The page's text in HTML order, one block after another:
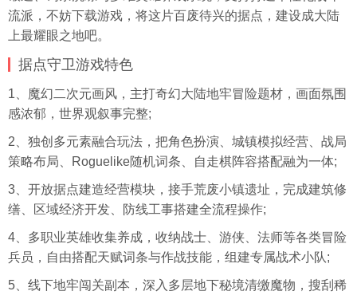
流派，不妨下载游戏，将这片百废待兴的据点，建设成大陆
上最耀眼之地吧。
据点守卫游戏特色
1、魔幻二次元画风，主打奇幻大陆地牢冒险题材，画面氛围
感浓郁，世界观叙事完整;
2、独创多元素融合玩法，把角色扮演、城镇模拟经营、战局
策略布局、Roguelike随机词条、自走棋阵容搭配融为一体;
3、开放据点建造经营模块，接手荒废小镇遗址，完成建筑修
缮、区域经济开发、防线工事搭建全流程操作;
4、多职业英雄收集养成，收纳战士、游侠、法师等各类冒险
兵员，自由搭配天赋词条与作战技能，组建专属战术小队;
5、线下地牢闯关副本，深入多层地下秘境清缴魔物，搜刮稀